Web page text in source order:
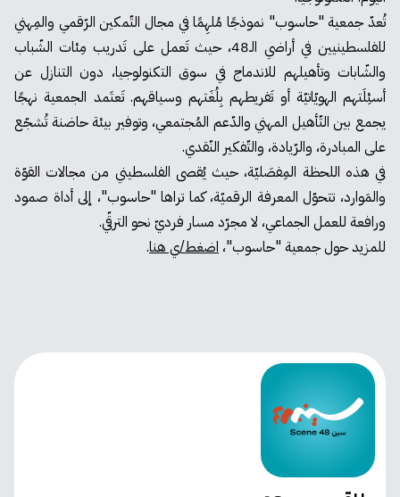
تُعدّ جمعية "حاسوب" نموذجًا مُلهِمًا في مجال التّمكين الرّقمي والمِهني
للفلسطينيين في أراضي الـ48، حيث تَعمل على تَدريب مِئات الشّباب
والشّابات وتأهيلهم للاندماج في سوق التكنولوجيا، دون التنازل عن
أسئِلَتهم الهويّاتيّة أو تَفريطهم بِلُغَتهم وسياقهم. تَعتَمد الجمعية نهجًا
يجمع بين التّأهيل المهني والدّعم المُجتمعي، وتوفير بيئة حاضنة تُشجّع
على المبادرة، والرّيادة، والتّفكير النّقدي.
في هذه اللحظة المِفصَليّة، حيث يُقصى الفلسطيني من مجالات القوّة
والمَوارد، تتحوّل المعرفة الرقميّة، كما تراها "حاسوب"، إلى أداة صمود
ورافعة للعمل الجماعي، لا مجرّد مسار فرديّ نحو الترقّي.
للمزيد حول جمعية "حاسوب"، اضغط/ي هنا.